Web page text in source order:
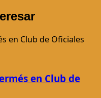
en Club de